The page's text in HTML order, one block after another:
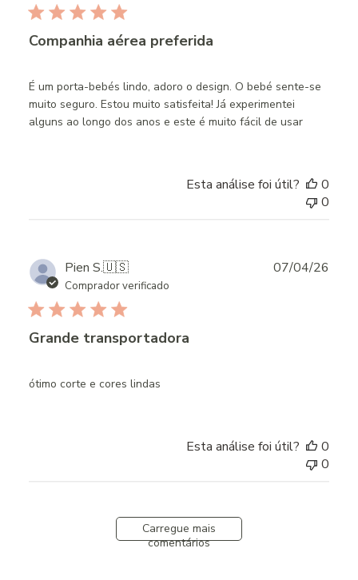
Companhia aérea preferida
É um porta-bebés lindo, adoro o design. O bebé sente-se
muito seguro. Estou muito satisfeita! Já experimentei
alguns ao longo dos anos e este é muito fácil de usar
Esta análise foi útil?
0
0
Pien S.🇺🇸
Comprador verificado
Grande transportadora
ótimo corte e cores lindas
07/04/26
Esta análise foi útil?
0
0
Carregue mais
comentários